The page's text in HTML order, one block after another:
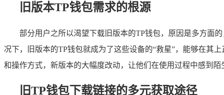
旧版本TP钱包需求的根源
部分用户之所以渴望下载旧版本的TP钱包，原因是多方面
况下，旧版本的TP钱包就成为了这些设备的“救星”，能够在其
和操作方式，新版本的大幅度改动，让他们在使用过程中感到
旧TP钱包下载链接的多元获取途径